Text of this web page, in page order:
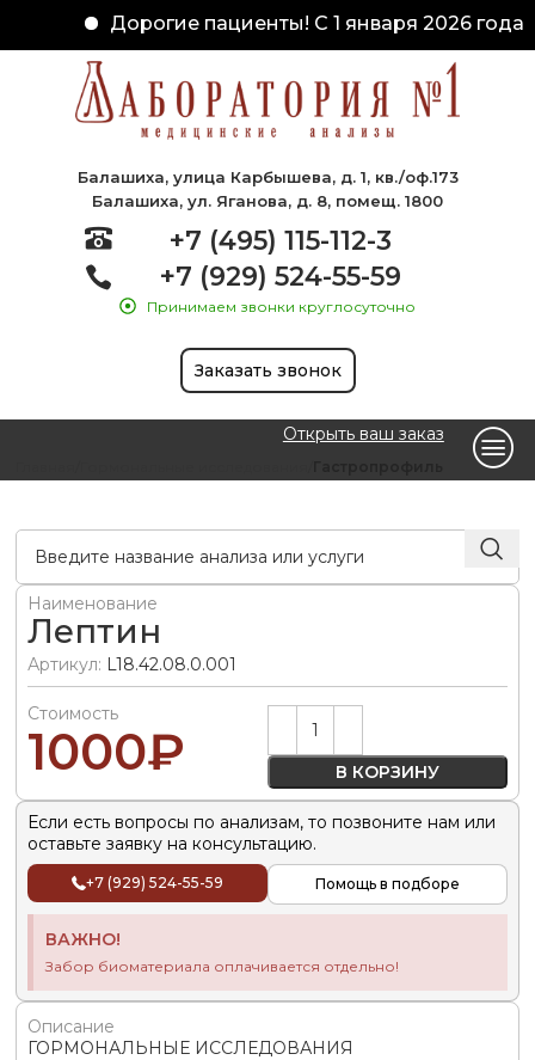
Дорогие пациенты! С 1 января 2026
Балашиха, улица Карбышева, д. 1, кв./оф.173
Балашиха, ул. Яганова, д. 8, помещ. 1800
+7 (495) 115-112-3
+7 (929) 524-55-59
Принимаем звонки круглосуточно
Заказать звонок
Открыть ваш заказ
Наименование
Лептин
Артикул: L18.42.08.0.001
Стоимость
1000₽ В КОРЗИНУ
Alternative:
Если есть вопросы по анализам, то позвоните нам или
оставьте заявку на консультацию.
+7 (929) 524-55-59 Помощь в подборе
ВАЖНО!
Забор биоматериала оплачивается отдельно!
Описание
ГОРМОНАЛЬНЫЕ ИССЛЕДОВАНИЯ